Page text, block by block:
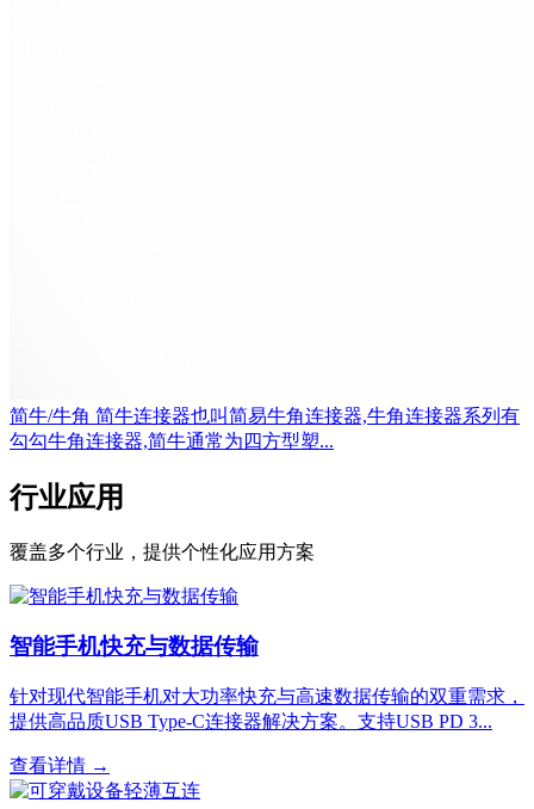
简牛/牛角 简牛连接器也叫简易牛角连接器,牛角连接器系列有
勾勾牛角连接器,简牛通常为四方型塑...
行业应用
覆盖多个行业，提供个性化应用方案
智能手机快充与数据传输
针对现代智能手机对大功率快充与高速数据传输的双重需求，
提供高品质USB Type-C连接器解决方案。支持USB PD 3...
查看详情 →